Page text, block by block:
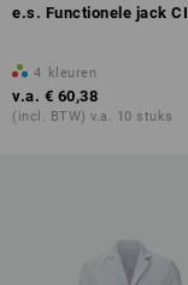
e.s. Functionele jack CI
4 kleuren
v.a. € 60,38
(incl. BTW) v.a. 10 stuks